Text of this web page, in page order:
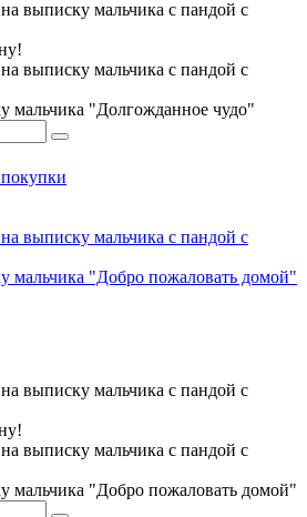
мальчика "Долгожданное чудо"
мальчика "Добро пожаловать домой"
мальчика "Добро пожаловать домой"